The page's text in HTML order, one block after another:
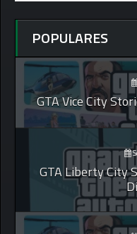
POPULARES
GTA Vice City
GTA Liberty City